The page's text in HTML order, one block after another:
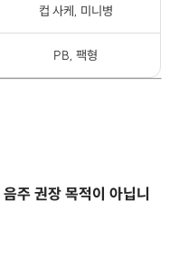
컵 사케, 미니병
PB, 팩형
주 권장 목적이 아닙니